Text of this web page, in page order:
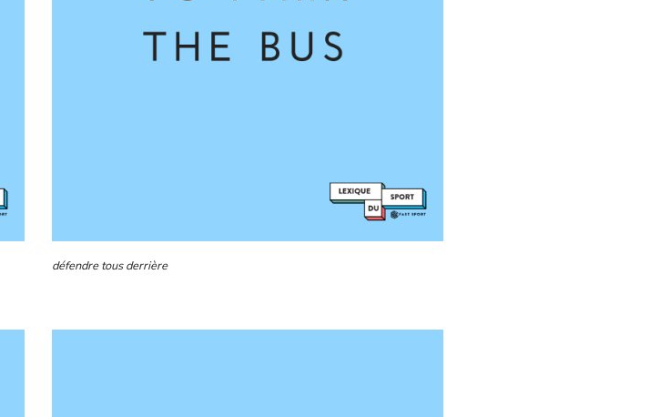
défendre tous derrière